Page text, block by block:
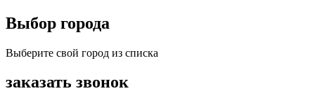
Выбор города
Выберите свой город из списка
заказать звонок